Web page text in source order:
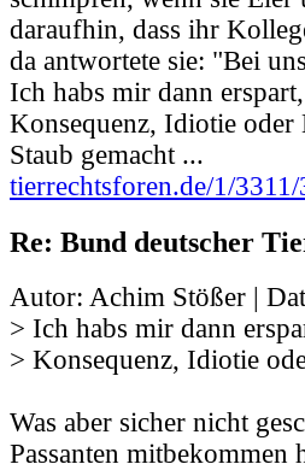
daraufhin, dass ihr
da antwortete sie: "Bei
Ich habs mir dann
Konsequenz, Idiotie oder
Staub gemacht ...
tierrechtsforen.de/1/
Re: Bund deutscher
Autor: Achim Stößer |
> Ich habs mir dann
> Konsequenz, Idiotie
Was aber sicher nicht
Passanten mitbekommen